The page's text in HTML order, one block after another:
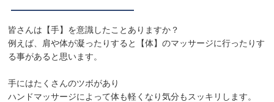
皆さんは【手】を意識したことありますか？
例えば、肩や体が凝ったりすると【体】のマッサージに行ったりす
る事があると思います。
手にはたくさんのツボがあり
ハンドマッサージによって体も軽くなり気分もスッキリします。